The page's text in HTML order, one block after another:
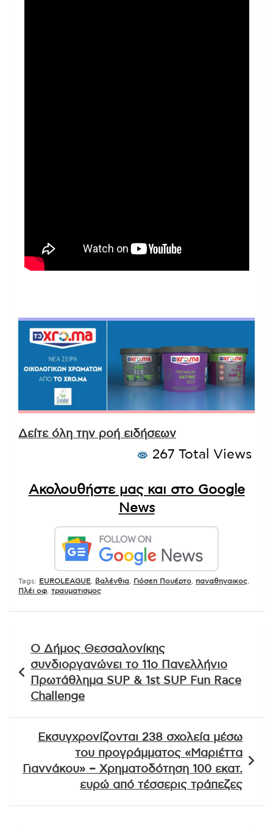
Δείτε όλη την ροή ειδήσεων
267 Total Views
Ακολουθήστε μας και στο Google
News
Tags: EUROLEAGUE βαλένθια Γιόσεπ Πουέρτο παναθηναικος
Πλέι οφ τραυματισμος
άρθρων
Ο Δήμος Θεσσαλονίκης
συνδιοργανώνει το 11ο Πανελλήνιο
Πρωτάθλημα SUP & 1st SUP Fun Race
Challenge
Εκσυγχρονίζονται 238 σχολεία μέσω
του προγράμματος «Μαριέττα
Γιαννάκου» – Χρηματοδότηση 100 εκατ.
ευρώ από τέσσερις τράπεζες